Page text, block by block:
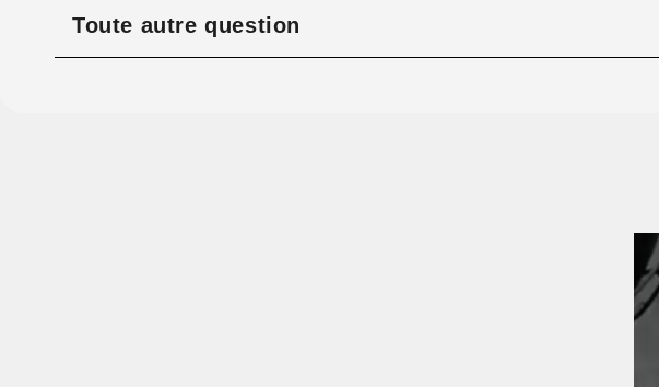
Toute autre question